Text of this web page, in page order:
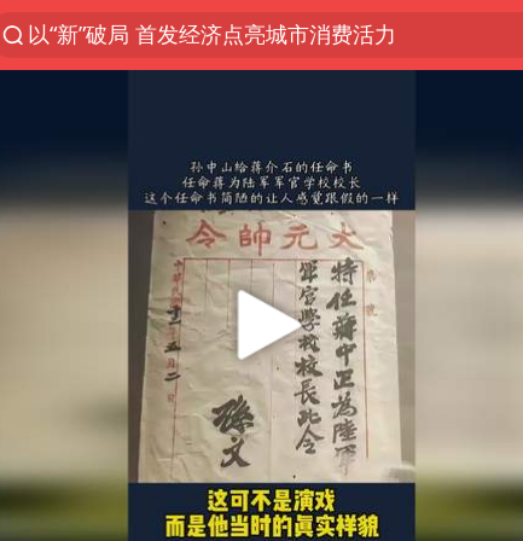
以“新”破局 首发经济点亮城市消费活力
感觉全东北都在等7号
郑国霖回应去景区上班被保安拦下
80后女柜员逆袭成4200亿银行副行长
扎哈罗娃批广岛市长不提美国原子弹
女子利用漏洞0元薅走3000多件家电
金饰克价大幅跳涨
关之琳否认与27岁模特的恋情
多地要求领导干部带头休假